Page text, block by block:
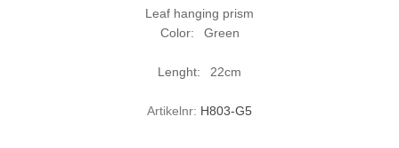
Leaf hanging prism
Color: Green
Lenght: 22cm
Artikelnr: H803-G5